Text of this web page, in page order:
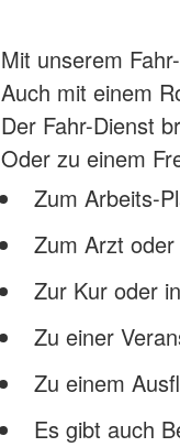
Mit unserem
Auch mit einem
Der Fahr-Dienst
Oder zu einem
Zum Arbeits-
Zum Arzt
Zur Kur oder
Zu einer
Zu einem
Es gibt auch